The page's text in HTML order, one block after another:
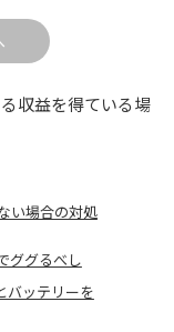
収益を得ている場
い場合の対処
ググるべし
バッテリーを